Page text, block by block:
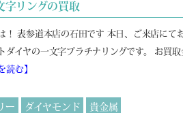
字リングの買取
！ 表参道本店の石田です 本日、ご来店にて
ダイヤの一文字プラチナリングです。 お買
読む】
ー ダイヤモンド 貴金属